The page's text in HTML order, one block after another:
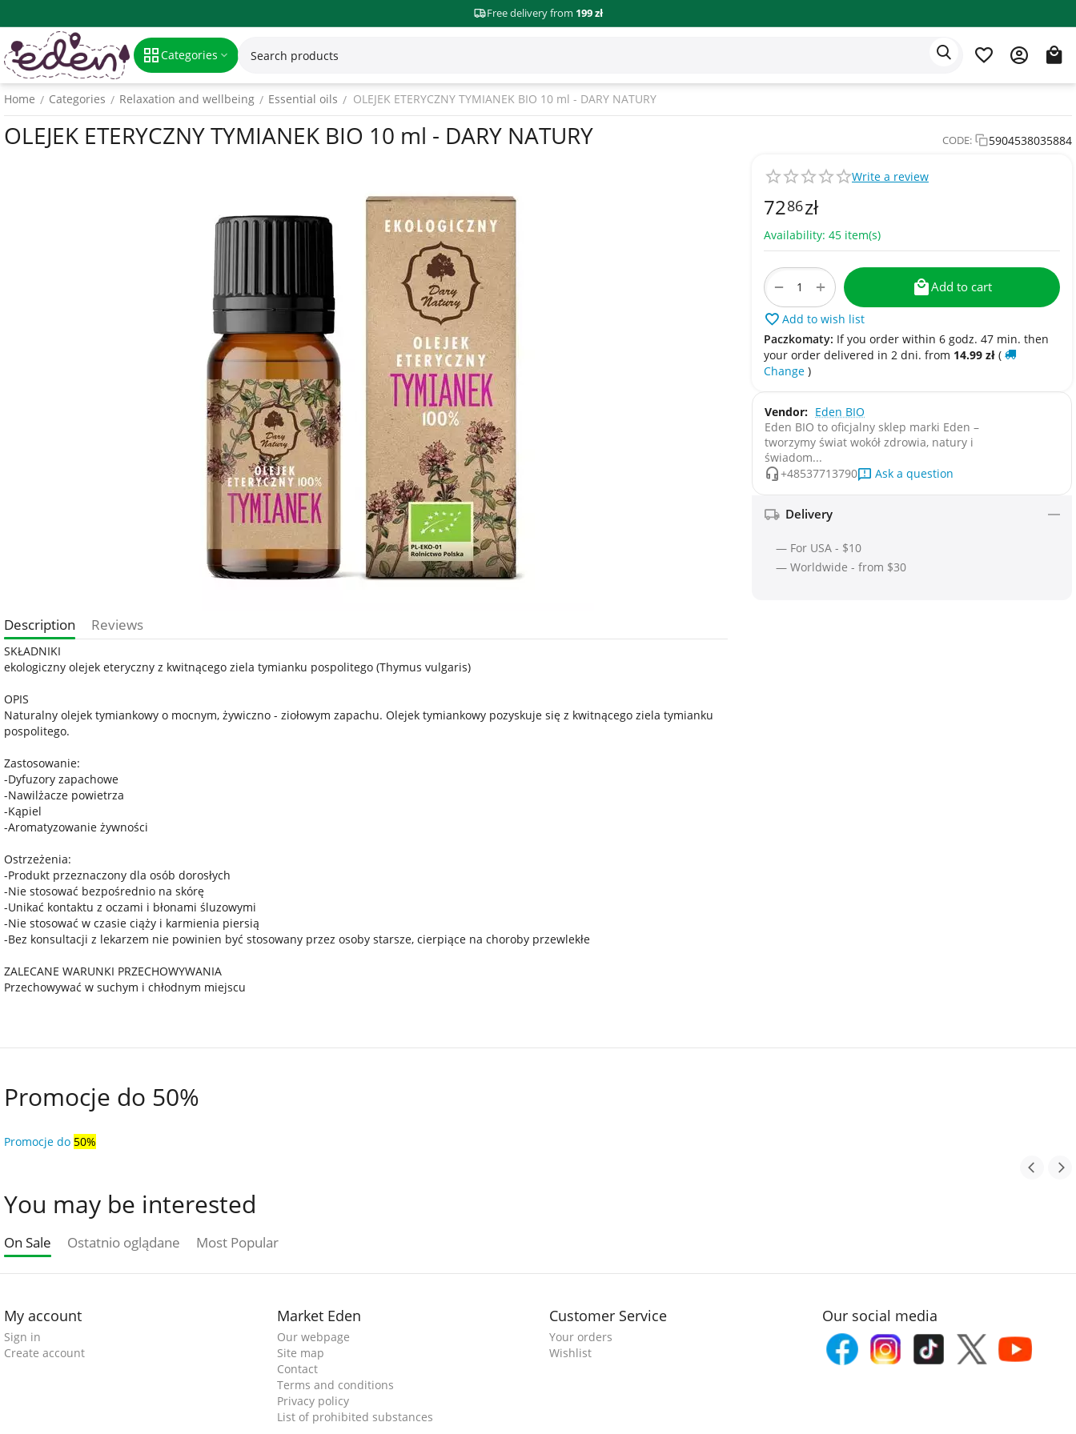
Free delivery from 199 zł
Categories
Home / Categories / Relaxation and wellbeing / Essential oils / OLEJEK ETERYCZNY TYMIANEK BIO 10 ml - DARY NATURY
OLEJEK ETERYCZNY TYMIANEK BIO 10 ml - DARY NATURY CODE: 5904538035884
Write a review
7286zł
Availability: 45 item(s)
+
− Add to cart
Add to wish list
Paczkomaty: If you order within 6 godz. 47 min. then
your order delivered in 2 dni. from 14.99 zł (
Change )
Vendor: Eden BIO
Eden BIO to oficjalny sklep marki Eden –
tworzymy świat wokół zdrowia, natury i
świadom...
+48537713790
Ask a question
Delivery
— For USA - $10
— Worldwide - from $30
Description Reviews
SKŁADNIKI
ekologiczny olejek eteryczny z kwitnącego ziela tymianku pospolitego (Thymus vulgaris)
OPIS
Naturalny olejek tymiankowy o mocnym, żywiczno - ziołowym zapachu. Olejek tymiankowy pozyskuje się z kwitnącego ziela tymianku
pospolitego.
Zastosowanie:
-Dyfuzory zapachowe
-Nawilżacze powietrza
-Kąpiel
-Aromatyzowanie żywności
Ostrzeżenia:
-Produkt przeznaczony dla osób dorosłych
-Nie stosować bezpośrednio na skórę
-Unikać kontaktu z oczami i błonami śluzowymi
-Nie stosować w czasie ciąży i karmienia piersią
-Bez konsultacji z lekarzem nie powinien być stosowany przez osoby starsze, cierpiące na choroby przewlekłe
ZALECANE WARUNKI PRZECHOWYWANIA
Przechowywać w suchym i chłodnym miejscu
Promocje do 50%
Promocje do 50%
You may be interested
On Sale Ostatnio oglądane Most Popular
My account
Sign in
Create account
Market Eden
Our webpage
Site map
Contact
Terms and conditions
Privacy policy
List of prohibited substances
Customer Service
Your orders
Wishlist
Our social media